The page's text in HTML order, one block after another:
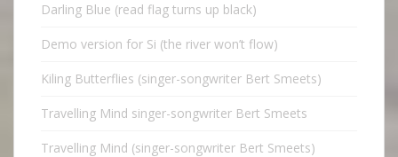
Darling Blue (read flag turns up black)
Demo version for Si (the river won’t flow)
Kiling Butterflies (singer-songwriter Bert Smeets)
Travelling Mind singer-songwriter Bert Smeets
Travelling Mind (singer-songwriter Bert Smeets)